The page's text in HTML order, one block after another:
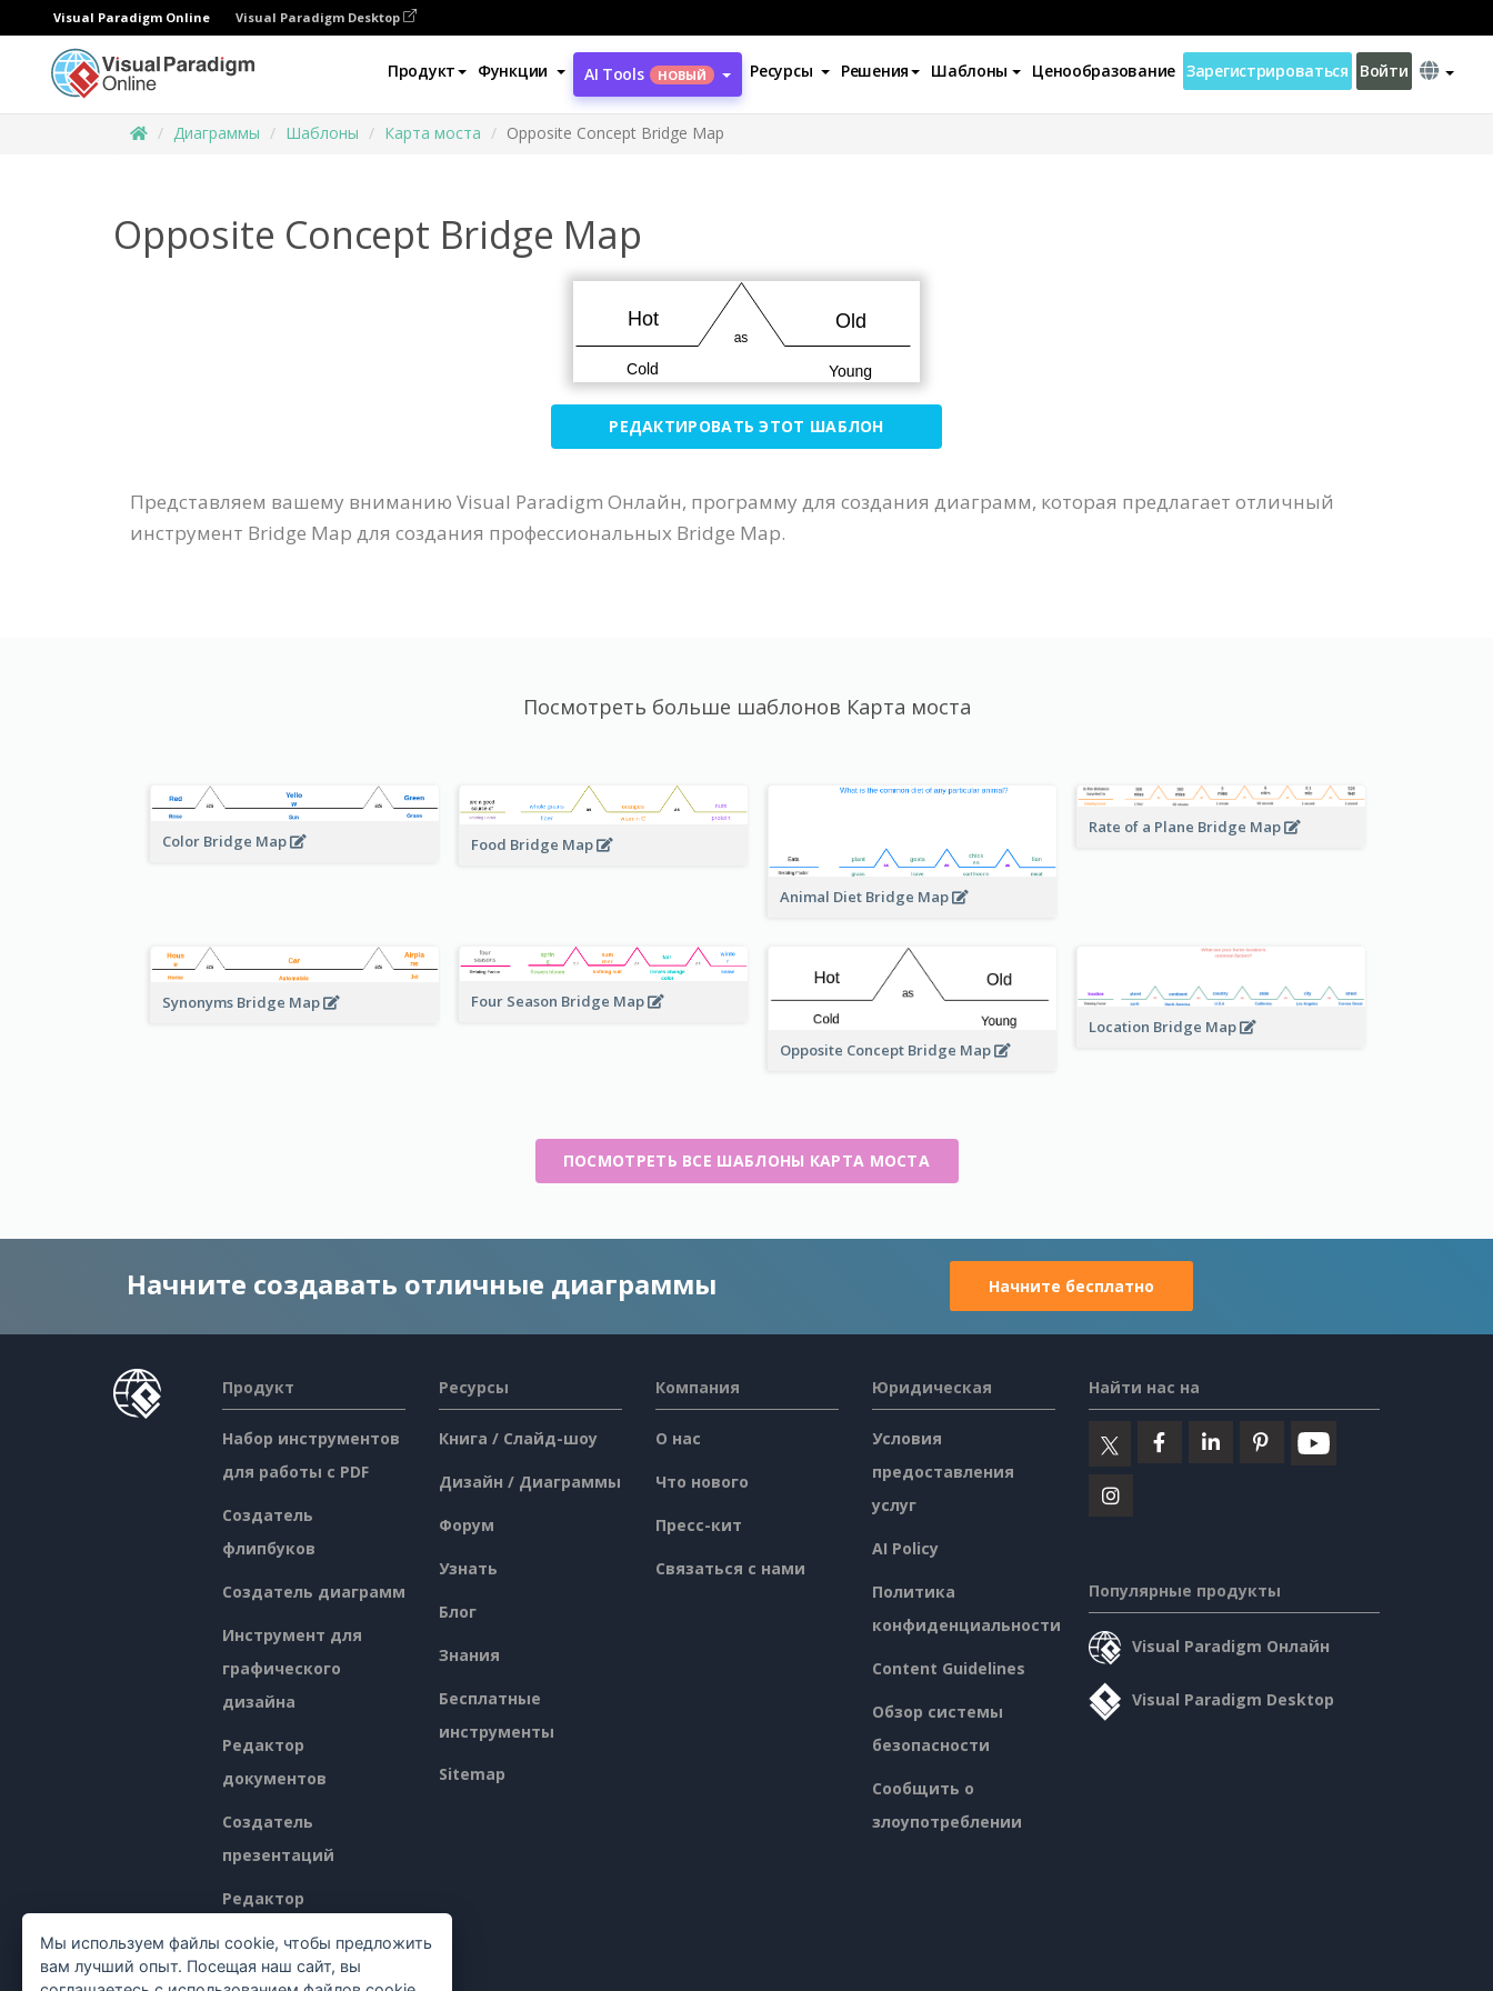
Visual Paradigm Online Visual Paradigm Desktop
Продукт Функции AI Tools НОВЫЙ Ресурсы Решения Шаблоны Ценообразование Зарегистрироваться Войти
Диаграммы Шаблоны Карта моста Opposite Concept Bridge Map
Opposite Concept Bridge Map
РЕДАКТИРОВАТЬ ЭТОТ ШАБЛОН
Представляем вашему вниманию Visual Paradigm Онлайн, программу для создания диаграмм, которая предлагает отличный
инструмент Bridge Map для создания профессиональных Bridge Map.
Посмотреть больше шаблонов Карта моста
Color Bridge Map Food Bridge Map
Animal Diet Bridge Map
Rate of a Plane Bridge Map
Synonyms Bridge Map Four Season Bridge Map
Opposite Concept Bridge Map
Location Bridge Map
ПОСМОТРЕТЬ ВСЕ ШАБЛОНЫ КАРТА МОСТА
Начните создавать отличные диаграммы Начните бесплатно
Продукт
Набор инструментов
для работы с PDF
Создатель
флипбуков
Создатель диаграмм
Инструмент для
графического
дизайна
Редактор
документов
Создатель
презентаций
Редактор
Ценообразование
Ресурсы
Книга / Слайд-шоу
Дизайн / Диаграммы
Форум
Узнать
Блог
Знания
Бесплатные
инструменты
Sitemap
Компания
О нас
Что нового
Пресс-кит
Связаться с нами
Юридическая
Условия
предоставления
услуг
AI Policy
Политика
конфиденциальности
Content Guidelines
Обзор системы
безопасности
Сообщить о
злоупотреблении
Найти нас на
Популярные продукты
Visual Paradigm Онлайн
Visual Paradigm Desktop
Мы используем файлы cookie, чтобы предложить
вам лучший опыт. Посещая наш сайт, вы